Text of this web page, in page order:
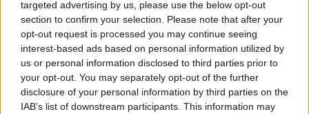
targeted advertising by us, please use the below opt-out
section to confirm your selection. Please note that after your
opt-out request is processed you may continue seeing
interest-based ads based on personal information utilized by
us or personal information disclosed to third parties prior to
your opt-out. You may separately opt-out of the further
disclosure of your personal information by third parties on the
IAB’s list of downstream participants. This information may